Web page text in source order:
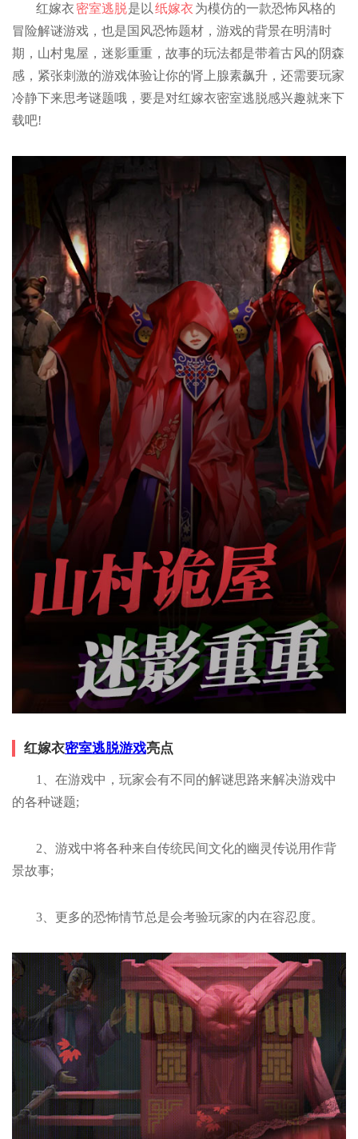
红嫁衣 密室逃脱是以 纸嫁衣 为模仿的一款恐怖风格的
冒险解谜游戏，也是国风恐怖题材，游戏的背景在明清时
期，山村鬼屋，迷影重重，故事的玩法都是带着古风的阴森
感，紧张刺激的游戏体验让你的肾上腺素飙升，还需要玩家
冷静下来思考谜题哦，要是对红嫁衣密室逃脱感兴趣就来下
载吧!
红嫁衣密室逃脱游戏亮点
1、在游戏中，玩家会有不同的解谜思路来解决游戏中
的各种谜题;
2、游戏中将各种来自传统民间文化的幽灵传说用作背
景故事;
3、更多的恐怖情节总是会考验玩家的内在容忍度。